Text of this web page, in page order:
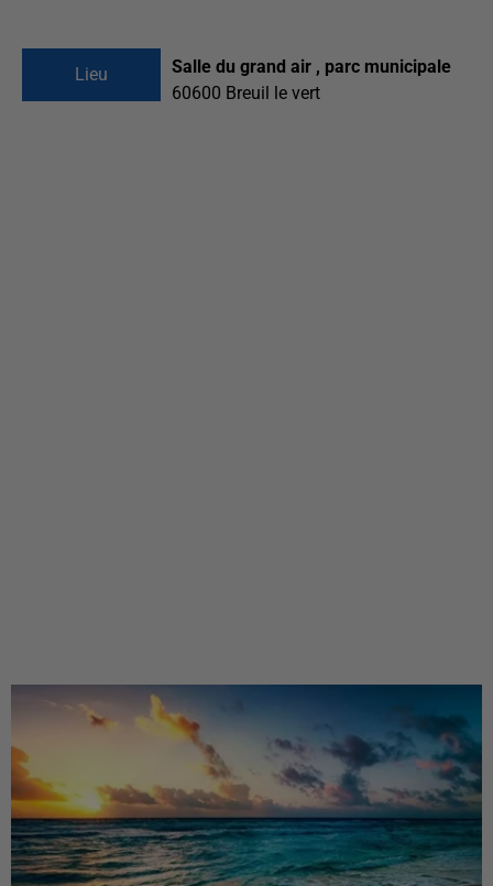
Lieu
Salle du grand air , parc municipale
60600 Breuil le vert